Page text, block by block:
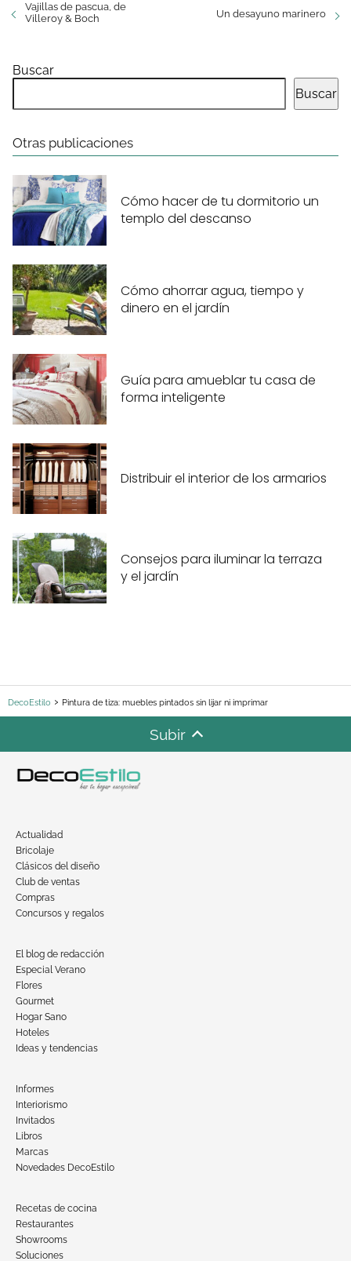
Vajillas de pascua, de
Villeroy & Boch
Un desayuno marinero
Buscar
Buscar
Otras publicaciones
Cómo hacer de tu dormitorio un
templo del descanso
Cómo ahorrar agua, tiempo y
dinero en el jardín
Guía para amueblar tu casa de
forma inteligente
Distribuir el interior de los armarios
Consejos para iluminar la terraza
y el jardín
DecoEstilo Pintura de tiza: muebles pintados sin lijar ni imprimar
Subir
Actualidad
Bricolaje
Clásicos del diseño
Club de ventas
Compras
Concursos y regalos
El blog de redacción
Especial Verano
Flores
Gourmet
Hogar Sano
Hoteles
Ideas y tendencias
Informes
Interiorismo
Invitados
Libros
Marcas
Novedades DecoEstilo
Recetas de cocina
Restaurantes
Showrooms
Soluciones